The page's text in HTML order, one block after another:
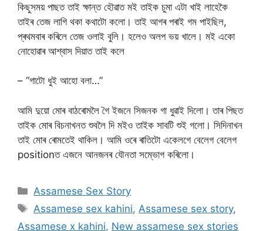
কিছুসময় পাছত তাই ক্ষান্ত হৌৱাত মই তাইক চুমা এটা খাই লাহেকৈ
তাইৰ তেজ লাগি থকা কথাটো কলো। তাই আগৰ পৰাই গম পাইছিল,
প্ৰথমবাৰ কৰিলে তেজ ওলাই বুলি। হলেও অলপ ভয় খালে। মই একো
নোহোৱাৰ আশ্বাস দিয়াত তাই কলে
– “গাটো ধুই আহো বলা…”
আমি দুয়ো মোৰ বাঠৰোমলৈ গৈ ইজনে সিজনক গা ধুৱাই দিলো। তাৰ পিছত
তাইক মোৰ বিচনাখনত শুবলৈ দি মইও তাইক সাবটি শুই গলো। সিদিনাখন
তাই মোৰ ৰোমতেই থাকিল। আমি ওৰে ৰাতিটো একেলগে বেলেগ বেলেগ
positionত এজনে আনজনৰ যৌনতা সম্ভোগ কৰিলো।
Categories
Assamese Sex Story
Tags
Assamese sex kahini, Assamese sex story,
Assamese x kahini, New assamese sex stories